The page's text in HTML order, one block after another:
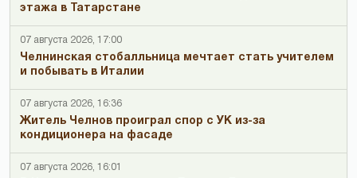
этажа в Татарстане
07 августа 2026, 17:00
Челнинская стобалльница мечтает стать учителем
и побывать в Италии
07 августа 2026, 16:36
Житель Челнов проиграл спор с УК из-за
кондиционера на фасаде
07 августа 2026, 16:01